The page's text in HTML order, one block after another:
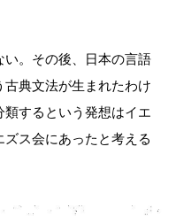
。その後、日本の言語
典文法が生まれたわけ
するという発想はイエ
ス会にあったと考える